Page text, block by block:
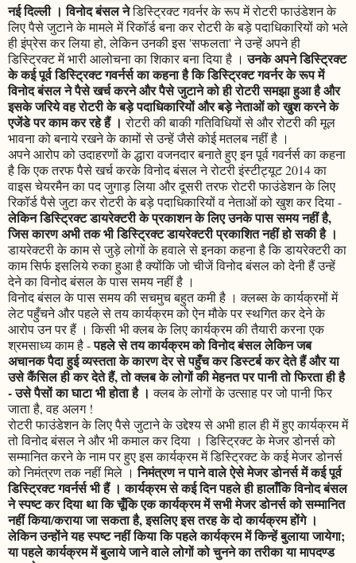
नई दिल्ली । विनोद बंसल नेडिस्ट्रिक्ट गवर्नर के रूप में रोटरी फाउंडेशन के
लिए पैसे जुटाने के मामले में रिकॉर्ड बना कर रोटरी के बड़े पदाधिकारियों को भले
ही इंप्रेस कर लिया हो, लेकिन उनकी इस 'सफलता' ने उन्हें अपने ही
डिस्ट्रिक्ट में भारी आलोचना का शिकार बना दिया है ।उनके अपने डिस्ट्रिक्ट
के कई पूर्व डिस्ट्रिक्ट गवर्नर्स का कहना है कि डिस्ट्रिक्ट गवर्नर के रूप में
विनोद बंसल ने पैसे खर्च करने और पैसे जुटाने को ही रोटरी समझा हुआ है और
इसके जरिये वह रोटरी के बड़े पदाधिकारियों और बड़े नेताओं को खुश करने के
एजेंडे पर काम कर रहे हैं । रोटरी की बाकी गतिविधियों से और रोटरी की मूल
भावना को बनाये रखने के कामों से उन्हें जैसे कोई मतलब नहीं है ।
अपने आरोप को उदाहरणों के द्धारा वजनदार बनाते हुए इन पूर्व गवर्नर्स का कहना
है कि एक तरफ पैसे खर्च करके विनोद बंसल ने रोटरी इंस्टीट्यूट 2014 का
वाइस चेयरमैन का पद जुगाड़ लिया और दूसरी तरफ रोटरी फाउंडेशन के लिए
रिकॉर्ड पैसे जुटा कर रोटरी के बड़े पदाधिकारियों व नेताओं को खुश कर दिया -
लेकिन डिस्ट्रिक्ट डायरेक्टरी के प्रकाशन के लिए उनके पास समय नहीं है,
जिस कारण अभी तक भी डिस्ट्रिक्ट डायरेक्टरी प्रकाशित नहीं हो सकी है ।
डायरेक्टरी के काम से जुड़े लोगों के हवाले से इनका कहना है कि डायरेक्टरी का
काम सिर्फ इसलिये रुका हुआ है क्योंकि जो चीजें विनोद बंसल को देनी हैं उन्हें
देने का विनोद बंसल के पास समय नहीं है ।
विनोद बंसल के पास समय की सचमुच बहुत कमी है । क्लब्स के कार्यक्रमों में
लेट पहुँचने और पहले से तय कार्यक्रम को ऐन मौके पर स्थगित कर देने के
आरोप उन पर हैं । किसी भी क्लब के लिए कार्यक्रम की तैयारी करना एक
श्रमसाध्य काम है -पहले से तय कार्यक्रम को विनोद बंसल लेकिन जब
अचानक पैदा हुई व्यस्तता के कारण देर से पहुँच कर डिस्टर्ब कर देते हैं और या
उसे कैंसिल ही कर देते हैं, तो क्लब के लोगों की मेहनत पर पानी तो फिरता ही है
- उसे पैसों का घाटा भी होता है । क्लब के लोगों के उत्साह पर जो पानी फिर
जाता है, वह अलग !
रोटरी फाउंडेशन के लिए पैसे जुटाने के उद्देश्य से अभी हाल ही में हुए कार्यक्रम में
तो विनोद बंसल ने और भी कमाल कर दिया । डिस्ट्रिक्ट के मेजर डोनर्स को
सम्मानित करने के नाम पर हुए इस कार्यक्रम में डिस्ट्रिक्ट के कई मेजर डोनर्स
को निमंत्रण तक नहीं मिले ।निमंत्रण न पाने वाले ऐसे मेजर डोनर्स में कई पूर्व
डिस्ट्रिक्ट गवर्नर्स भी हैं । कार्यक्रम से कई दिन पहले ही हालाँकि विनोद बंसल
ने स्पष्ट कर दिया था कि चूँकि एक कार्यक्रम में सभी मेजर डोनर्स को सम्मानित
नहीं किया/कराया जा सकता है, इसलिए इस तरह के दो कार्यक्रम होंगे ।
लेकिन उन्होंने यह स्पष्ट नहीं किया कि पहले कार्यक्रम में किन्हें बुलाया जायेगा;
या पहले कार्यक्रम में बुलाये जाने वाले लोगों को चुनने का तरीका या मापदण्ड